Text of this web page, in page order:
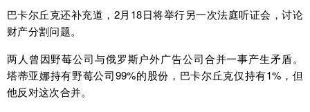
巴卡尔丘克还补充道，2月18日将举行另一次法庭听证会，讨论
财产分割问题。
两人曾因野莓公司与俄罗斯户外广告公司合并一事产生矛盾。
塔蒂亚娜持有野莓公司99%的股份，巴卡尔丘克仅持有1%，但
他反对这次合并。